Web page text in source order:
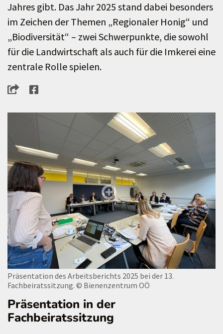
Jahres gibt. Das Jahr 2025 stand dabei besonders
im Zeichen der Themen „Regionaler Honig“ und
„Biodiversität“ – zwei Schwerpunkte, die sowohl
für die Landwirtschaft als auch für die Imkerei eine
zentrale Rolle spielen.
Präsentation des Arbeitsberichts 2025 bei der 13.
Fachbeiratssitzung. © Bienenzentrum OÖ
Präsentation in der
Fachbeiratssitzung